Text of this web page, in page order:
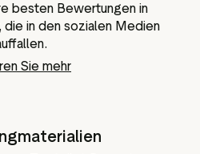
besten Bewertungen in
in den sozialen Medien
Sie mehr